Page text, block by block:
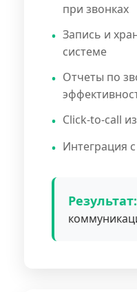
при звонках
Запись и
системе
Отчеты по
Click-to-call
Интеграция
Результат: